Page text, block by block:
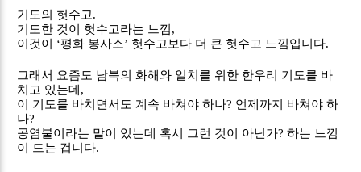
기도의 헛수고.
기도한 것이 헛수고라는 느낌,
이것이 ‘평화 봉사소’ 헛수고보다 더 큰 헛수고 느낌입니다.
그래서 요즘도 남북의 화해와 일치를 위한 한우리 기도를 바
치고 있는데 ,
이 기도를 바치면서도 계속 바쳐야 하나? 언제까지 바쳐야 하
나?
공염불이라는 말이 있는데 혹시 그런 것이 아닌가?하는 느낌
이 드는 겁니다.